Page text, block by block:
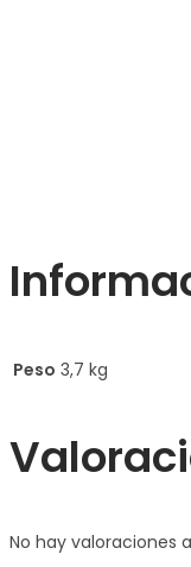
Peso 3,7 kg
No hay valoraciones